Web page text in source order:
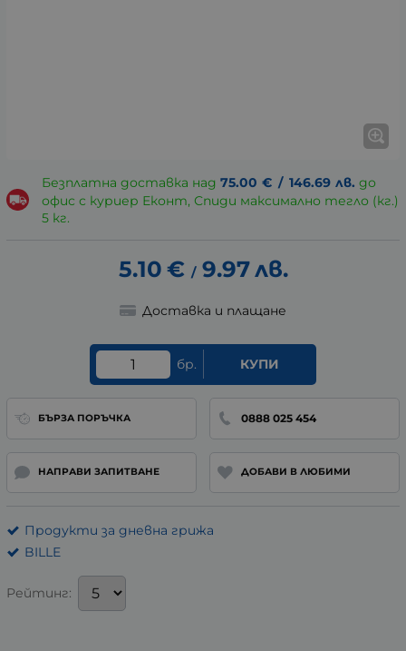
Безплатна доставка над 75.00 € / 146.69 лв. до
офис с куриер Еконт, Спиди максимално тегло (кг.)
5 кг.
5.10 € / 9.97лв.
Доставка и плащане
бр. КУПИ
БЪРЗА ПОРЪЧКА 0888 025 454
НАПРАВИ ЗАПИТВАНЕ ДОБАВИ В ЛЮБИМИ
Продукти за дневна грижа
BILLE
Рейтинг: